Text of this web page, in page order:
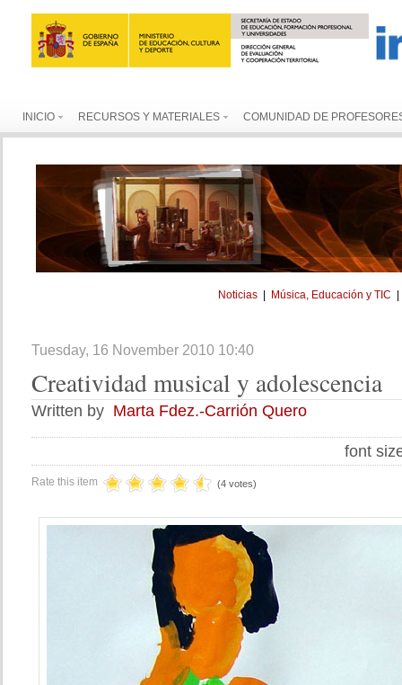
INICIO RECURSOS Y MATERIALES COMUNIDAD DE
Noticias Música, Educación y TIC
Tuesday, 16 November 2010 10:40
Creatividadmusical y adolescencia
Written by Marta Fdez.-Carrión Quero
font
Rate this item (4 votes)